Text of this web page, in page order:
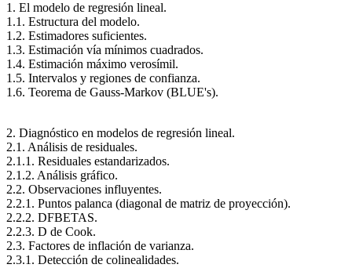
1. El modelo de regresión lineal.
1.1. Estructura del modelo.
1.2. Estimadores suficientes.
1.3. Estimación vía mínimos cuadrados.
1.4. Estimación máximo verosímil.
1.5. Intervalos y regiones de confianza.
1.6. Teorema de Gauss-Markov (BLUE's).
2. Diagnóstico en modelos de regresión lineal.
2.1. Análisis de residuales.
2.1.1. Residuales estandarizados.
2.1.2. Análisis gráfico.
2.2. Observaciones influyentes.
2.2.1. Puntos palanca (diagonal de matriz de proyección).
2.2.2. DFBETAS.
2.2.3. D de Cook.
2.3. Factores de inflación de varianza.
2.3.1. Detección de colinealidades.